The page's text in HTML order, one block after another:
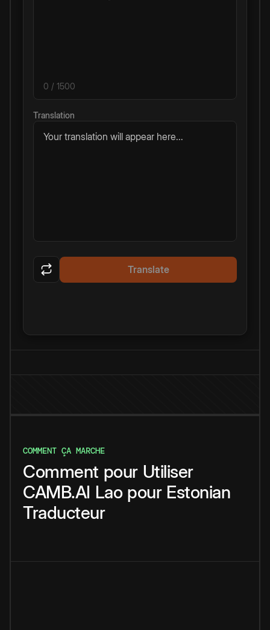
0 / 1500
Translation
Your translation will appear here...
Translate
COMMENT ÇA MARCHE
Comment pour Utiliser
CAMB.AI Lao pour Estonian
Traducteur